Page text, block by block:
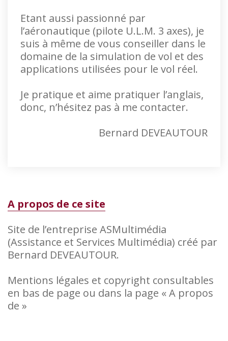
Etant aussi passionné par
l’aéronautique (pilote U.L.M. 3 axes), je
suis à même de vous conseiller dans le
domaine de la simulation de vol et des
applications utilisées pour le vol réel.
Je pratique et aime pratiquer l’anglais,
donc, n’hésitez pas à me contacter.
Bernard DEVEAUTOUR
A propos de ce site
Site de l’entreprise ASMultimédia
(Assistance et Services Multimédia) créé par
Bernard DEVEAUTOUR.
Mentions légales et copyright consultables
en bas de page ou dans la page « A propos
de »